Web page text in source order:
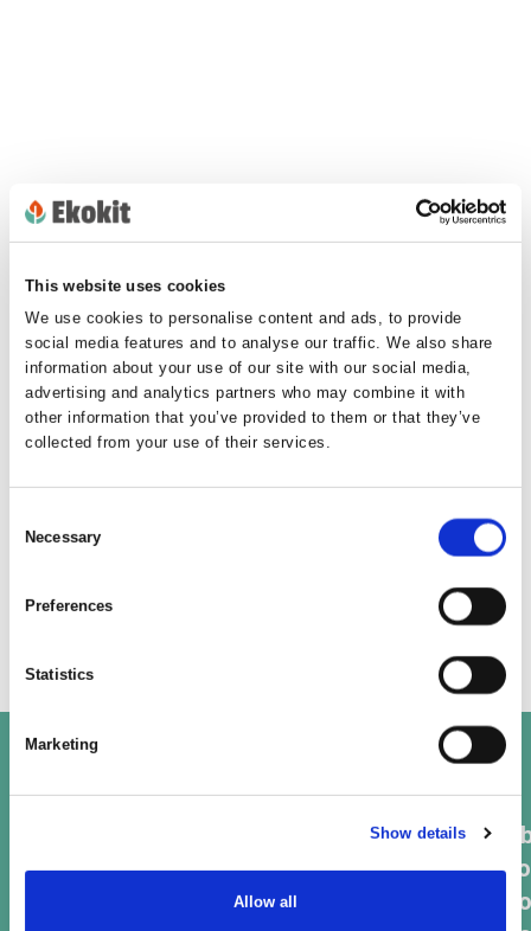
This website uses cookies
We use cookies to personalise content and ads, to provide
social media features and to analyse our traffic. We also share
information about your use of our site with our social media,
advertising and analytics partners who may combine it with
other information that you’ve provided to them or that they’ve
collected from your use of their services.
Selection
Necessary
Preferences
Statistics
Marketing
Show details
Allow all